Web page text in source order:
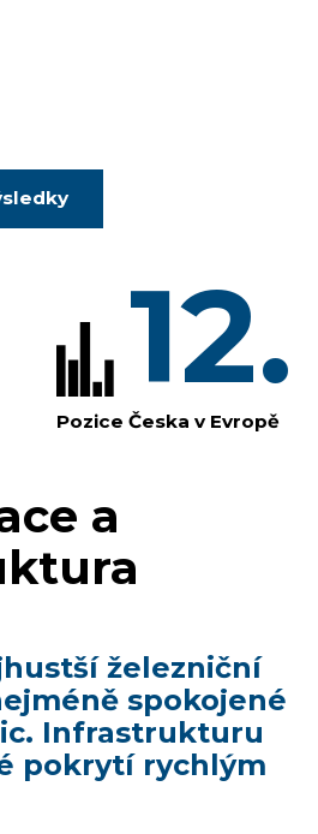
Pozice Česka v Evropě
12.
a
železniční
spokojené
Infrastrukturu
pokrytí rychlým